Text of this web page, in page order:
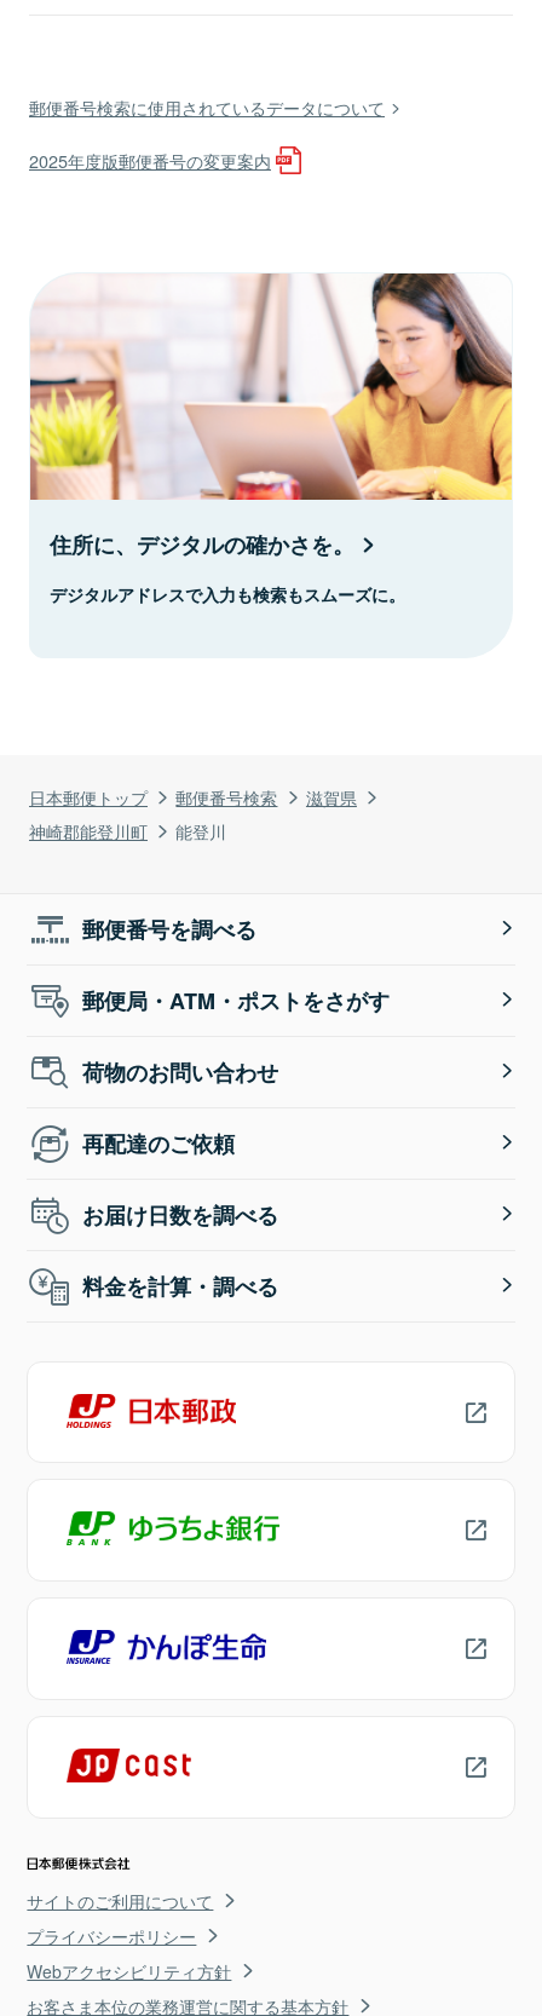
日本郵便トップ 郵便番号検索
滋賀県
神崎郡能登川町
能登川
郵便番号検索に使用されているデータについて
2025年度版郵便番号の変更案内
住所に、デジタルの確かさを。
デジタルアドレスで入力も検索もスムーズに。
郵便番号を調べる
郵便局・ATM・ポストをさがす
荷物のお問い合わせ
再配達のご依頼
お届け日数を調べる
料金を計算・調べる
サイトのご利用について
プライバシーポリシー
Webアクセシビリティ方針
お客さま本位の業務運営に関する基本方針